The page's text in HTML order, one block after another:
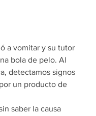
a vomitar y su tutor
bola de pelo. Al
detectamos signos
un producto de
saber la causa